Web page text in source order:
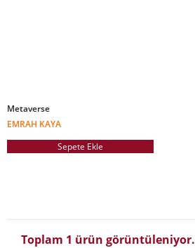
Metaverse
EMRAH KAYA
Sepete Ekle
Toplam 1 ürün görüntüleniyor.